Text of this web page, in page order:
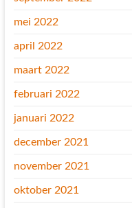
mei 2022
april 2022
maart 2022
februari 2022
januari 2022
december 2021
november 2021
oktober 2021